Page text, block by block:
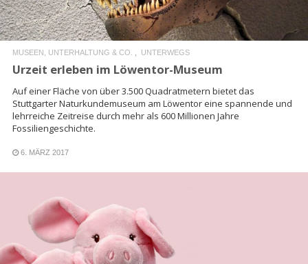
MUSEEN, UNTERHALTUNG & CO. UNTERWEGS
Urzeit erleben im Löwentor-Museum
Auf einer Fläche von über 3.500 Quadratmetern bietet das
Stuttgarter Naturkundemuseum am Löwentor eine spannende und
lehrreiche Zeitreise durch mehr als 600 Millionen Jahre
Fossiliengeschichte.
6. MÄRZ 2017